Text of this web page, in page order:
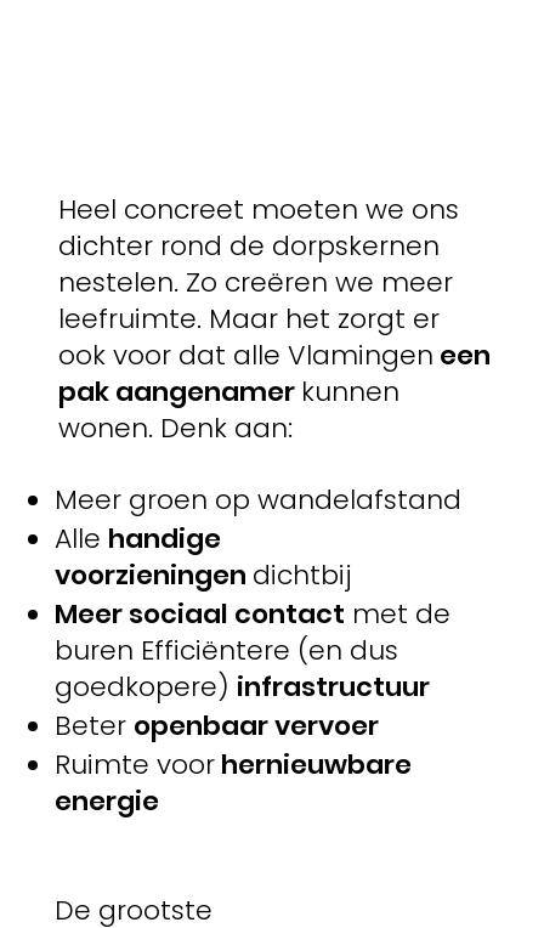
Heel concreet moeten we ons
dichter rond de dorpskernen
nestelen. Zo creëren we meer
leefruimte. Maar het zorgt er
ook voor dat alle Vlamingen een
pak aangenamer kunnen
wonen. Denk aan:
Meer groen op wandelafstand
Alle handige
voorzieningen dichtbij
Meer sociaal contact met de
buren Efficiëntere (en dus
goedkopere) infrastructuur
Beter openbaar vervoer
Ruimte voorhernieuwbare
energie
De grootste